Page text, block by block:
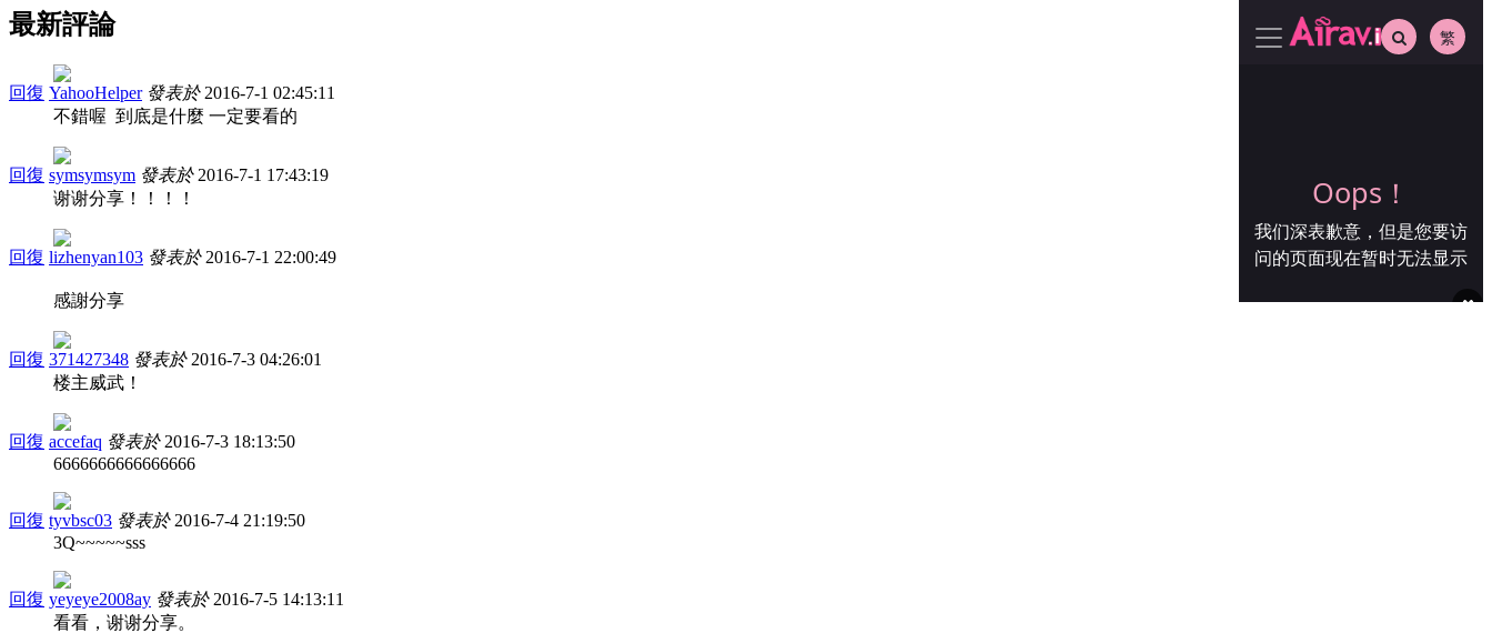
最新評論
回復 YahooHelper發表於 2016-7-1 02:45:11
不錯喔 到底是什麼 一定要看的
回復 symsymsym 發表於 2016-7-1 17:43:19
谢谢分享！！！！
回復 lizhenyan103 發表於 2016-7-1 22:00:49
感謝分享
回復 371427348 發表於 2016-7-3 04:26:01
楼主威武！
回復 accefaq 發表於 2016-7-3 18:13:50
6666666666666666
回復 tyvbsc03 發表於 2016-7-4 21:19:50
3Q~~~~~sss
回復 yeyeye2008ay 發表於 2016-7-5 14:13:11
看看，谢谢分享。